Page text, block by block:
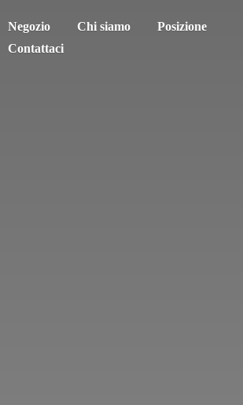
Negozio Chi siamo
Posizione
Contattaci